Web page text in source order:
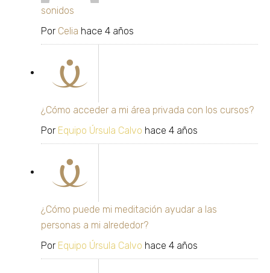
sonidos
Por Celia hace 4 años
¿Cómo acceder a mi área privada con los cursos?
Por Equipo Úrsula Calvo hace 4 años
¿Cómo puede mi meditación ayudar a las
personas a mi alrededor?
Por Equipo Úrsula Calvo hace 4 años